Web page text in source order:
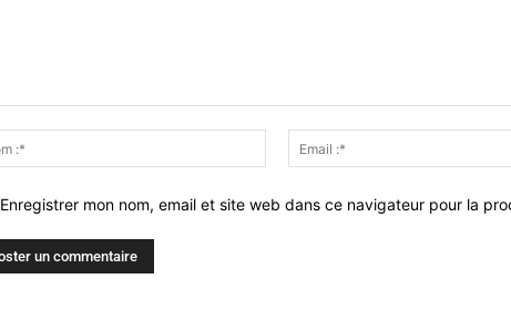
:*
Enregistrer mon nom, email et site web dans ce navigateur pour la